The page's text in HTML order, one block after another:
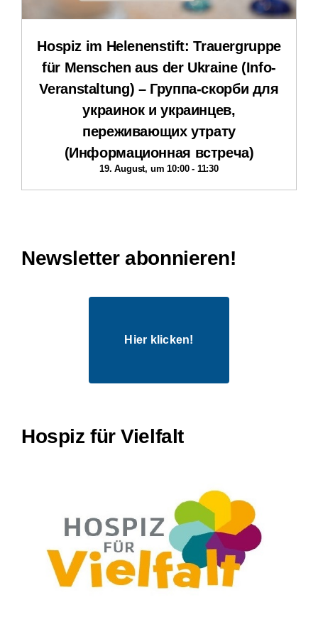
Datenschutzerklärung
Hospiz im Helenenstift: Trauergruppe
für Menschen aus der Ukraine (Info-
Veranstaltung) – Группа-скорби для
украинок и украинцев,
переживающих утрату
(Информационная встреча)
19. August, um 10:00- 11:30
Newsletter abonnieren!
Hier klicken!
Hospiz für Vielfalt